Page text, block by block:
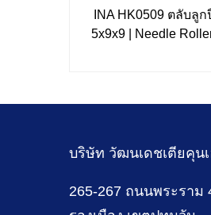
INA HK0509 ตลับลู
5x9x9 | Needle
บริษัท วัฒนเดชเตียคุน
265-267 ถนนพระราม